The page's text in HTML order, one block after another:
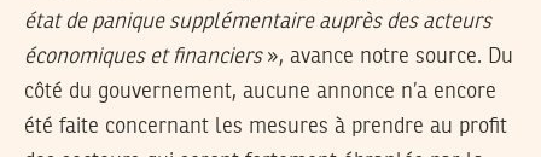
état de panique supplémentaire auprès des acteurs
économiques et financiers», avance notre source. Du
côté du gouvernement, aucune annonce n’a encore
été faite concernant les mesures à prendre au profit